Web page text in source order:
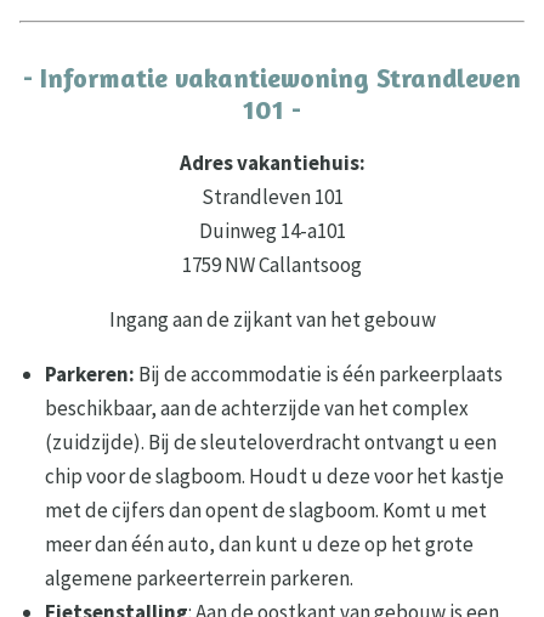
- Informatie vakantiewoning Strandleven
101 -
Adres vakantiehuis:
Strandleven 101
Duinweg 14-a101
1759 NW Callantsoog
Ingang aan de zijkant van het gebouw
Parkeren: Bij de accommodatie is één parkeerplaats
beschikbaar, aan de achterzijde van het complex
(zuidzijde). Bij de sleuteloverdracht ontvangt u een
chip voor de slagboom. Houdt u deze voor het kastje
met de cijfers dan opent de slagboom. Komt u met
meer dan één auto, dan kunt u deze op het grote
algemene parkeerterrein parkeren.